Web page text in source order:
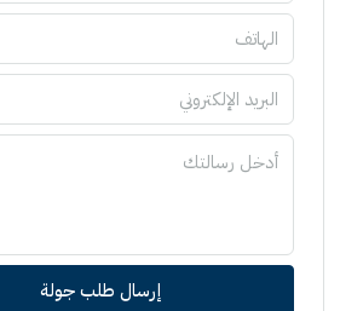
إرسال طلب جولة